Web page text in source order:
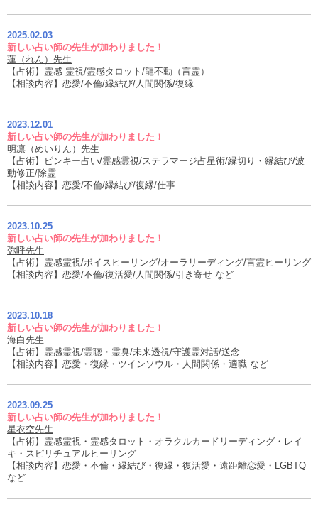
2025.02.03
新しい占い師の先生が加わりました！
蓮（れん）先生
【占術】霊感 霊視/霊感タロット/龍不動（言霊）
【相談内容】恋愛/不倫/縁結び/人間関係/復縁
2023.12.01
新しい占い師の先生が加わりました！
明凛（めいりん）先生
【占術】ピンキー占い/霊感霊視/ステラマージ占星術/縁切り・縁結び/波
動修正/除霊
【相談内容】恋愛/不倫/縁結び/復縁/仕事
2023.10.25
新しい占い師の先生が加わりました！
弥呼先生
【占術】霊感霊視/ボイスヒーリング/オーラリーディング/言霊ヒーリング
【相談内容】恋愛/不倫/復活愛/人間関係/引き寄せ など
2023.10.18
新しい占い師の先生が加わりました！
海白先生
【占術】霊感霊視/霊聴・霊臭/未来透視/守護霊対話/送念
【相談内容】恋愛・復縁・ツインソウル・人間関係・適職 など
2023.09.25
新しい占い師の先生が加わりました！
星衣空先生
【占術】霊感霊視・霊感タロット・オラクルカードリーディング・レイ
キ・スピリチュアルヒーリング
【相談内容】恋愛・不倫・縁結び・復縁・復活愛・遠距離恋愛・LGBTQ
など